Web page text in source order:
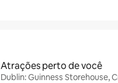
Atrações perto de você
Dublin: Guinness Storehouse,